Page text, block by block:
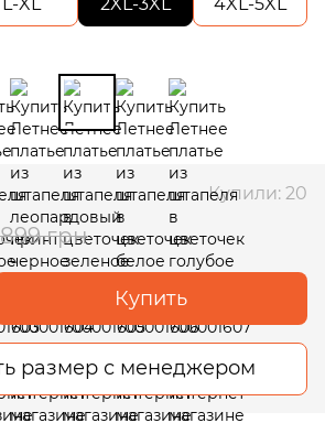
Купили: 20
899 грн
Купить
размер с менеджером